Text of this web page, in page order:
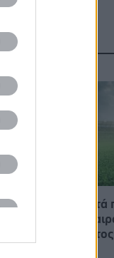
Για υγιή οστά
το